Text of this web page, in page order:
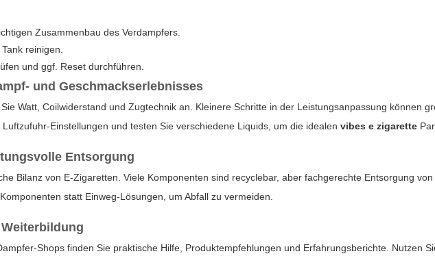
Zusammenbau des Verdampfers.
reinigen.
und ggf. Reset durchführen.
und Geschmackserlebnisses
Watt, Coilwiderstand und Zugtechnik an. Kleinere Schritte in der Leistungsanpassung können
Einstellungen und testen Sie verschiedene Liquids, um die idealenvibes e zigarette
Entsorgung
Bilanz von E-Zigaretten. Viele Komponenten sind recyclebar, aber fachgerechte Entsorgung
statt Einweg-Lösungen, um Abfall zu vermeiden.
Shops finden Sie praktische Hilfe, Produktempfehlungen und Erfahrungsberichte. Nutzen